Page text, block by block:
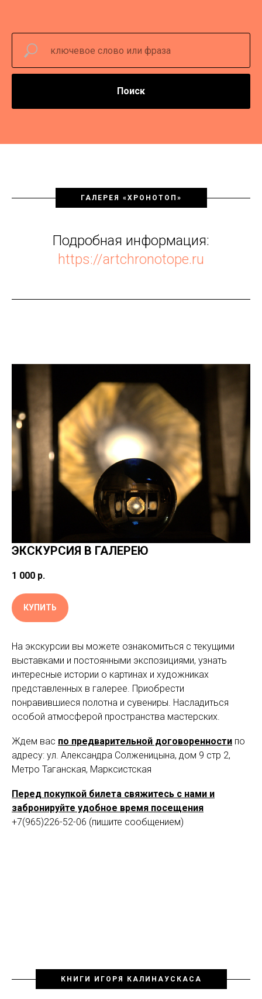
Поиск
ГАЛЕРЕЯ «ХРОНОТОП»
Подробная информация:
https://artchronotope.ru
ЭКСКУРСИЯ В ГАЛЕРЕЮ
1 000 р.
КУПИТЬ
На экскурсии вы можете ознакомиться с текущими
выставками и постоянными экспозициями, узнать
интересные истории о картинах и художниках
представленных в галерее. Приобрести
понравившиеся полотна и сувениры. Насладиться
особой атмосферой пространства мастерских.
Ждем вас по предварительной договоренности по
адресу: ул. Александра Солженицына, дом 9 стр 2,
Метро Таганская, Марксистская
Перед покупкой билета свяжитесь с нами и
забронируйте удобное время посещения
+7(965)226-52-06 (пишите сообщением)
КНИГИ ИГОРЯ КАЛИНАУСКАСА